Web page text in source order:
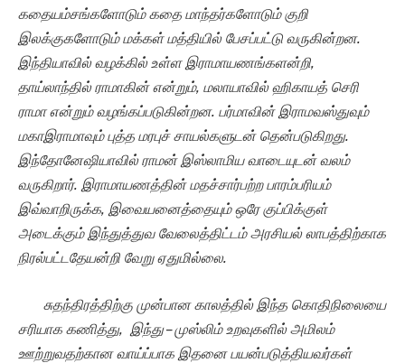
கதையம்சங்களோடும் கதை மாந்தர்களோடும் குறி
இலக்குகளோடும் மக்கள் மத்தியில் பேசப்பட்டு வருகின்றன.
இந்தியாவில் வழக்கில் உள்ள இராமாயணங்களன்றி,
தாய்லாந்தில் ராமாகின் என்றும், மலாயாவில் ஹிகாயத் செரி
ராமா என்றும் வழங்கப்படுகின்றன. பர்மாவின் இராமவஸ்துவும்
மகாஇராமாவும் புத்த மரபுச் சாயல்களுடன் தென்படுகிறது.
இந்தோனேஷியாவில் ராமன் இஸ்லாமிய வாடையுடன் வலம்
வருகிறார். இராமாயணத்தின் மதச்சார்பற்ற பாரம்பரியம்
இவ்வாறிருக்க, இவையனைத்தையும் ஒரே குப்பிக்குள்
அடைக்கும் இந்துத்துவ வேலைத்திட்டம் அரசியல் லாபத்திற்காக
நிரல்பட்டதேயன்றி வேறு ஏதுமில்லை.
சுதந்திரத்திற்கு முன்பான காலத்தில்இந்த கொதிநிலையை
சரியாக கணித்து, இந்து – முஸ்லிம் உறவுகளில் அமிலம்
ஊற்றுவதற்கான வாய்ப்பாக இதனை பயன்படுத்தியவர்கள்